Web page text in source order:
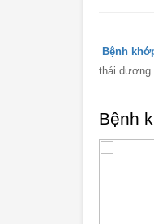
Bệnh
thái dương
Bệnh